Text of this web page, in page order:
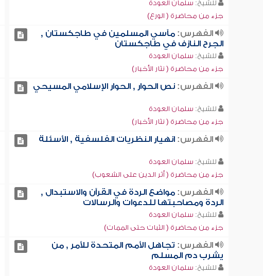
للشيخ: سلمان العودة
جزء من محاضرة ( الورع)
الفهرس:مآسي المسلمين في طاجكستان ,
الجرح النازف في طاجكستان
للشيخ: سلمان العودة
جزء من محاضرة ( نثار الأخبار)
الفهرس:نص الحوار , الحوار الإسلامي المسيحي
للشيخ: سلمان العودة
جزء من محاضرة ( نثار الأخبار)
الفهرس:انهيار النظريات الفلسفية , الأسئلة
للشيخ: سلمان العودة
جزء من محاضرة ( أثر الدين على الشعوب)
الفهرس:مواضع الردة في القرآن والاستبدال ,
الردة ومصاحبتها للدعوات والرسالات
للشيخ: سلمان العودة
جزء من محاضرة ( الثبات حتى الممات)
الفهرس: تجاهل الأمم المتحدة للأمر , من
يشرب دم المسلم
للشيخ: سلمان العودة